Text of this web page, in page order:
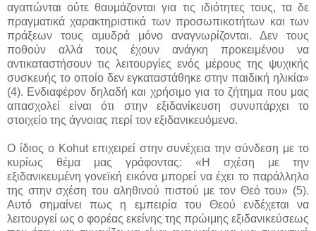
αγαπώνται ούτε θαυμάζονται για τις ιδιότητες τους, τα δε
πραγματικά χαρακτηριστικά των προσωπικοτήτων και των
πράξεων τους αμυδρά μόνο αναγνωρίζονται. Δεν τους
ποθούν αλλά τους έχουν ανάγκη προκειμένου να
αντικαταστήσουν τις λειτουργίες ενός μέρους της ψυχικής
συσκευής το οποίο δεν εγκαταστάθηκε στην παιδική ηλικία»
(4). Ενδιαφέρον δηλαδή και χρήσιμο για το ζήτημα που μας
απασχολεί είναι ότι στην εξιδανίκευση συνυπάρχει το
στοιχείο της άγνοιας περί τον εξιδανικευόμενο.
Ο ίδιος ο Kohut επιχειρεί στην συνέχεια την σύνδεση με το
κυρίως θέμα μας γράφοντας: «Η σχέση με την
εξιδανικευμένη γονεϊκή εικόνα μπορεί να έχει το παράλληλο
της στην σχέση του αληθινού πιστού με τον Θεό του» (5).
Αυτό σημαίνει πως η εμπειρία του Θεού ενδέχεται να
λειτουργεί ως ο φορέας εκείνης της πρώιμης εξιδανικεύσεως